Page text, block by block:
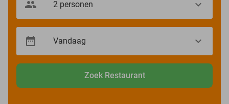
Zoek Restaurant